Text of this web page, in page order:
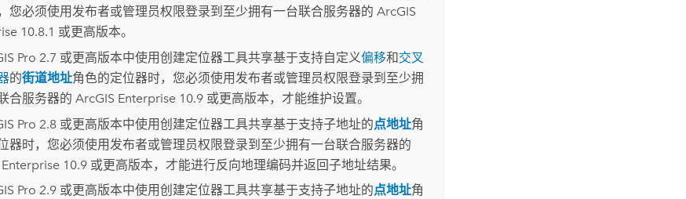
您必须使用发布者或管理员权限登录到至少拥有一台联合服务器的ArcGIS
10.8.1 或更高版本。
Pro 2.7 或更高版本中使用创建定位器工具共享基于支持自定义偏移和交叉
的街道地址角色的定位器时，您必须使用发布者或管理员权限登录到至少拥
合服务器的ArcGIS Enterprise 10.9 或更高版本，才能维护设置。
Pro 2.8 或更高版本中使用创建定位器工具共享基于支持子地址的点地址角
器时，您必须使用发布者或管理员权限登录到至少拥有一台联合服务器的
10.9 或更高版本，才能进行反向地理编码并返回子地址结果。
Pro 2.9 或更高版本中使用创建定位器工具共享基于支持子地址的点地址角